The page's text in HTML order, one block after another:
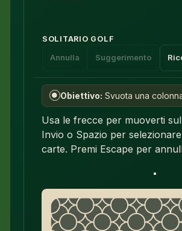
SOLITARIO GOLF
Annulla Suggerimento
● Obiettivo: Svuota una
Usa le frecce per muoverti
Invio o Spazio per selezionare
carte. Premi Escape per